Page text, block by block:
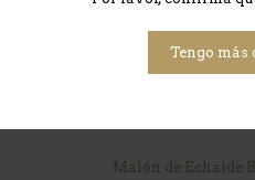
Tengo más
Malón de Echaide